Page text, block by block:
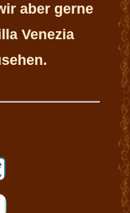
aber gerne
Venezia